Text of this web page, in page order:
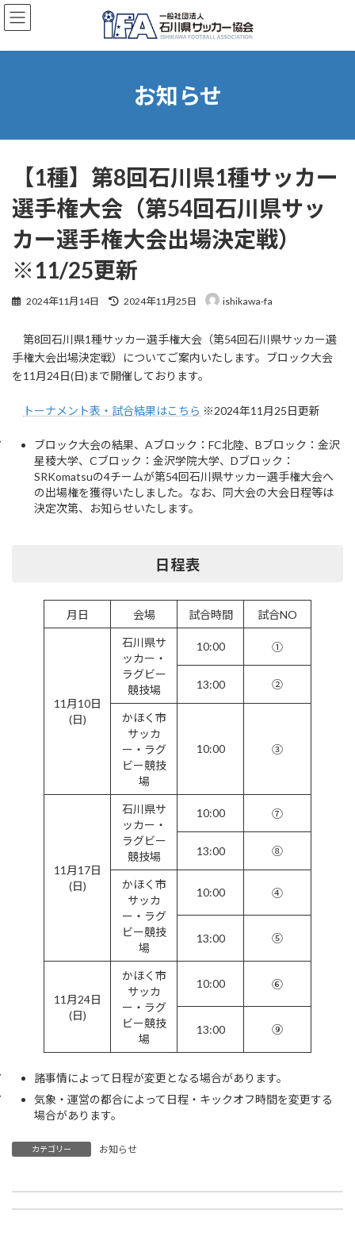
コ
ン
ン
ナ
ビ
ー
お知らせ
【1種】第8回石川県1種サッカー
選手権大会（第54回石川県サッ
カー選手権大会出場決定戦）
※11/25更新
2024年11月14日
最
新
日
時
:
2024年11月25日 ishikawa-fa
第8回石川県1種サッカー選手権大会（第54回石川県サッカー選
手権大会出場決定戦）についてご案内いたします。ブロック大会
を11月24日(日)まで開催しております。
トーナメント表・試合結果はこちら ※2024年11月25日更新
ブロック大会の結果、Aブロック：FC北陸、Bブロック：金沢
星稜大学、Cブロック：金沢学院大学、Dブロック：
SRKomatsuの4チームが第54回石川県サッカー選手権大会へ
の出場権を獲得いたしました。なお、同大会の大会日程等は
決定次第、お知らせいたします。
日程表
月日 会場 試合時間 試合NO
11月10日
(日)
石川県サ
ッカー・
ラグビー
競技場
10:00 ①
13:00 ②
かほく市
サッカ
ー・ラグ
ビー競技
場
10:00 ③
11月17日
(日)
石川県サ
ッカー・
ラグビー
競技場
10:00 ⑦
13:00 ⑧
かほく市
サッカ
ー・ラグ
ビー競技
場
10:00 ④
13:00 ⑤
11月24日
(日)
かほく市
サッカ
ー・ラグ
ビー競技
場
10:00 ⑥
13:00 ⑨
諸事情によって日程が変更となる場合があります。
気象・運営の都合によって日程・キックオフ時間を変更する
場合があります。
カテゴリー お知らせ
【事務局】11月22日(金) 事務局 開局時間変更のお知らせ